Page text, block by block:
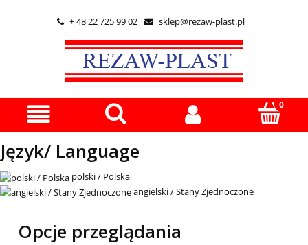
 + 48 22 725 99 02  sklep@rezaw-plast.pl
Język/ Language
polski / Polska
angielski / Stany Zjednoczone
Opcje przeglądania